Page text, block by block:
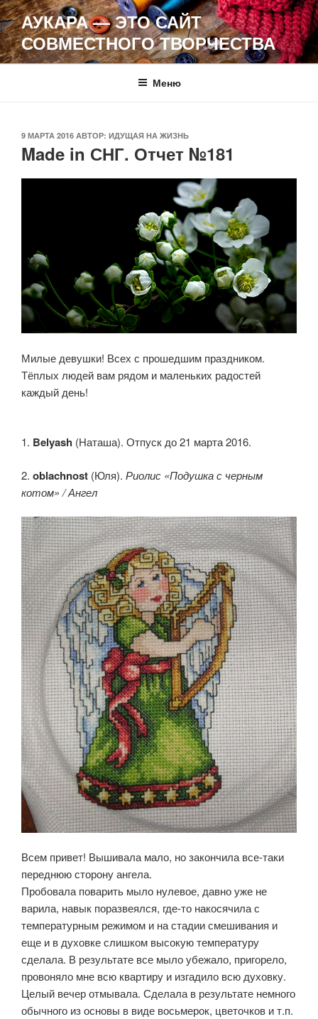
Перейти
к
содержимому
АУКАРА — ЭТО САЙТ
СОВМЕСТНОГО ТВОРЧЕСТВА
Меню
ОПУБЛИКОВАНО
9 МАРТА 2016 АВТОР: ИДУЩАЯ НА ЖИЗНЬ
Made in СНГ. Отчет №181
Милые девушки! Всех с прошедшим праздником.
Тёплых людей вам рядом и маленьких радостей
каждый день!
1. Belyash (Наташа). Отпуск до 21 марта 2016.
2. oblachnost (Юля). Риолис «Подушка с черным
котом» / Ангел
Всем привет! Вышивала мало, но закончила все-таки
переднюю сторону ангела.
Пробовала поварить мыло нулевое, давно уже не
варила, навык поразвеялся, где-то накосячила с
температурным режимом и на стадии смешивания и
еще и в духовке слишком высокую температуру
сделала. В результате все мыло убежало, пригорело,
провоняло мне всю квартиру и изгадило всю духовку.
Целый вечер отмывала. Сделала в результате немного
обычного из основы в виде восьмерок, цветочков и т.п.